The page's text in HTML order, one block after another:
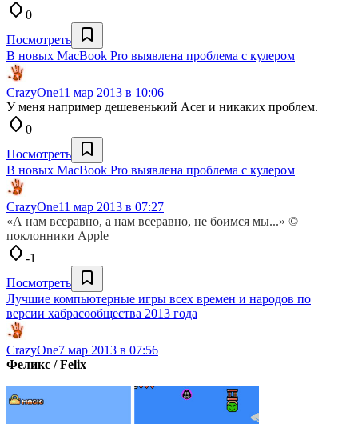
0
Посмотреть
В новых MacBook Pro выявлена проблема с кулером
CrazyOne11 мар 2013 в 10:06
У меня например дешевенький Acer и никаких проблем.
0
Посмотреть
В новых MacBook Pro выявлена проблема с кулером
CrazyOne11 мар 2013 в 07:27
«А нам всеравно, а нам всеравно, не боимся мы...» ©
поклонники Apple
-1
Посмотреть
Лучшие компьютерные игры всех времен и народов по
версии хабрасообщества 2013 года
CrazyOne7 мар 2013 в 07:56
Феликс / Felix